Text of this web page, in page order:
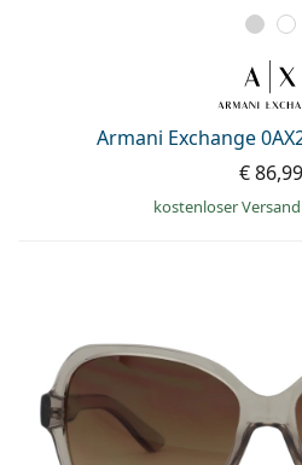
Armani Exchange
€ 86,99
kostenloser Versand